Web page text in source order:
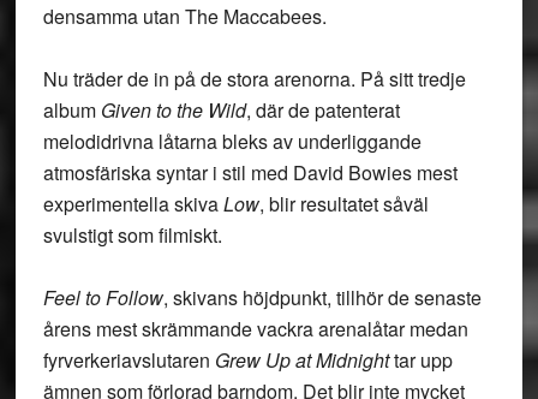
densamma utan The Maccabees.
Nu träder de in på de stora arenorna. På sitt tredje
album Given to the Wild, där de patenterat
melodidrivna låtarna bleks av underliggande
atmosfäriska syntar i stil med David Bowies mest
experimentella skivaLow, blir resultatet såväl
svulstigt som filmiskt.
Feel to Follow, skivans höjdpunkt, tillhör de senaste
årens mest skrämmande vackra arenalåtar medan
fyrverkeriavslutaren Grew Up at Midnighttar upp
ämnen som förlorad barndom. Det blir inte mycket